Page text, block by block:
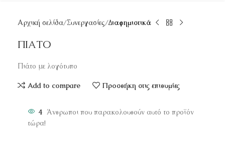
Αρχική σελίδα Συνεργασίες Διαφημιστικά
ΠΙΑΤΟ
Πιάτο με λογότυπο
Add to compare Προσθήκη στις επιθυμίες
4 Άνθρωποι που παρακολουθούν αυτό το προϊόν
τώρα!